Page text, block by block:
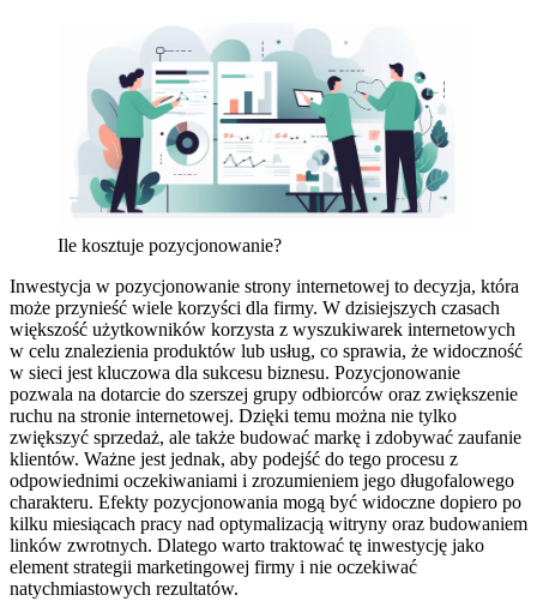
Ile kosztuje pozycjonowanie?
Inwestycja w pozycjonowanie strony internetowej to decyzja, która
może przynieść wiele korzyści dla firmy. W dzisiejszych czasach
większość użytkowników korzysta z wyszukiwarek internetowych
w celu znalezienia produktów lub usług, co sprawia, że widoczność
w sieci jest kluczowa dla sukcesu biznesu. Pozycjonowanie
pozwala na dotarcie do szerszej grupy odbiorców oraz zwiększenie
ruchu na stronie internetowej. Dzięki temu można nie tylko
zwiększyć sprzedaż, ale także budować markę i zdobywać zaufanie
klientów. Ważne jest jednak, aby podejść do tego procesu z
odpowiednimi oczekiwaniami i zrozumieniem jego długofalowego
charakteru. Efekty pozycjonowania mogą być widoczne dopiero po
kilku miesiącach pracy nad optymalizacją witryny oraz budowaniem
linków zwrotnych. Dlatego warto traktować tę inwestycję jako
element strategii marketingowej firmy i nie oczekiwać
natychmiastowych rezultatów.